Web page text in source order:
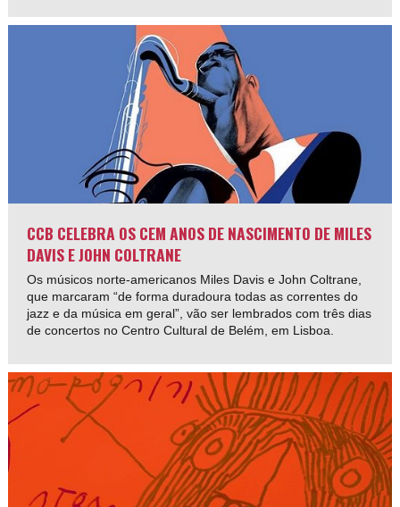
CCB CELEBRA OS CEM ANOS DE NASCIMENTO DE MILES
DAVIS E JOHN COLTRANE
Os músicos norte-americanos Miles Davis e John Coltrane,
que marcaram “de forma duradoura todas as correntes do
jazz e da música em geral”, vão ser lembrados com três dias
de concertos no Centro Cultural de Belém, em Lisboa.